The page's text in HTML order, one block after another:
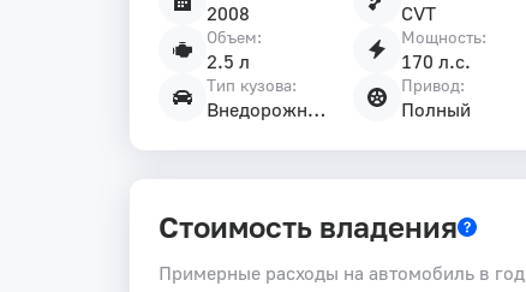
2008 CVT
Объем:
2.5 л
Мощность:
170 л.с.
Тип кузова:
Внедорожник 5 дв.
Привод:
Полный
Стоимость владения
Примерные расходы на автомобиль в год